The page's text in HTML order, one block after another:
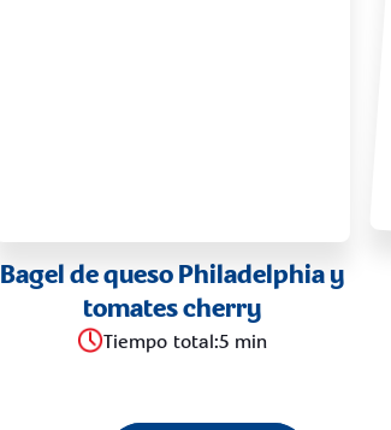
Bagel de queso Philadelphia y
tomates cherry
Tiempo total:5 min